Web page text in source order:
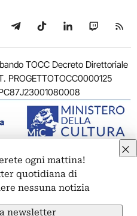
YouTube
su WhatsApp
Seguici su Telegram
Seguici su TikTok
Seguici su
Seguici
TOCC Decreto Direttoriale
PROGETTOTOCC0000125
Vittorio Emanuele II, 287 –
dei dati personali
II, 287 – 00186 Roma
ogni mattina!
quotidiana di
nessuna notizia
newsletter